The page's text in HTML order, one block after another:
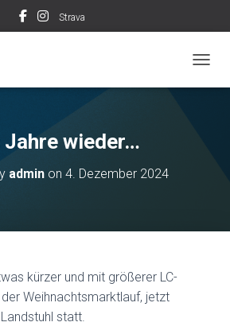
Strava
Jahre wieder…
adminon 4. Dezember 2024
kürzer und mit größerer LC-
Weihnachtsmarktlauf, jetzt
statt.